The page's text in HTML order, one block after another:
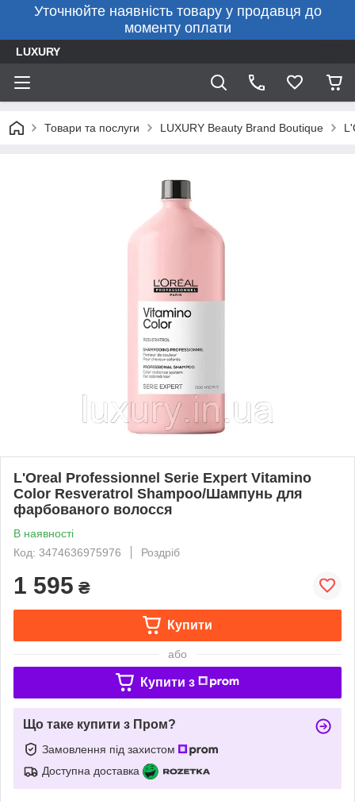
Уточнюйте наявність товару у продавця до
моменту оплати
LUXURY
Товари та послуги LUXURY Beauty Brand Boutique
L'Oreal Professionnel Serie Expert Vitamino
Color Resveratrol Shampoo/Шампунь для
фарбованого волосся
В наявності
Код: 3474636975976
Роздріб
1 595 ₴
Купити
або
Купити з
Що таке купити з Пром?
Замовлення під захистом
Доступна доставка